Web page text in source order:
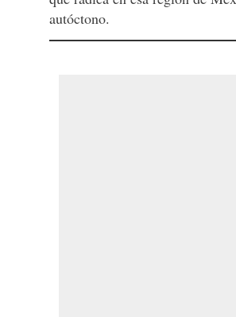
autóctono.